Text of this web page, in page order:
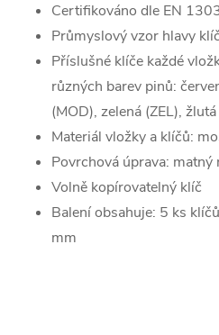
Certifikováno dle EN
Průmyslový vzor hlavy
Příslušné klíče každé
různých barev pinů:
(MOD), zelená (ZEL),
Materiál vložky a klíčů:
Povrchová úprava: matný
Volně kopírovatelný klíč
Balení obsahuje: 5 ks
mm